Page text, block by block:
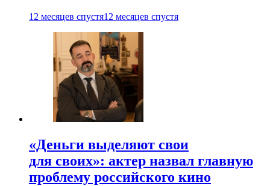
12 месяцев спустя12 месяцев спустя
«Деньги выделяют свои
для своих»: актер назвал главную
проблему российского кино